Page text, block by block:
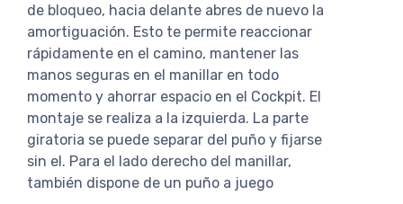
de bloqueo, hacia delante abres de nuevo la
amortiguación. Esto te permite reaccionar
rápidamente en el camino, mantener las
manos seguras en el manillar en todo
momento y ahorrar espacio en el Cockpit. El
montaje se realiza a la izquierda. La parte
giratoria se puede separar del puño y fijarse
sin el. Para el lado derecho del manillar,
también dispone de un puño a juego